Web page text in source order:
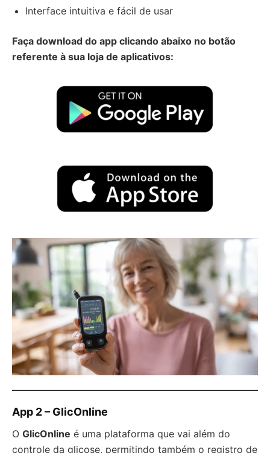
Interface intuitiva e fácil de usar
Faça download do app clicando abaixo no botão
referente à sua loja de aplicativos:
App 2 – GlicOnline
O GlicOnline é uma plataforma que vai além do
controle da glicose, permitindo também o registro de